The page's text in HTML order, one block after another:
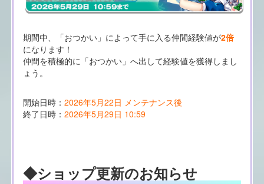
期間中、「おつかい」によって手に入る仲間経験値が2倍
になります！
仲間を積極的に「おつかい」へ出して経験値を獲得しまし
ょう。
開始日時： 2026年5月22日 メンテナンス後
終了日時： 2026年5月29日 10:59
◆ショップ更新のお知らせ